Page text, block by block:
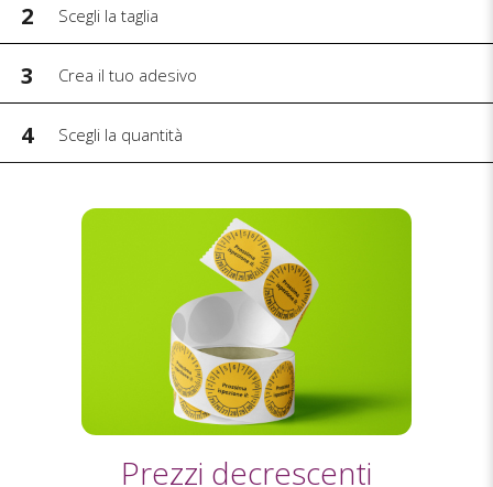
2 Scegli la taglia
3 Crea il tuo adesivo
4 Scegli la quantità
Prezzi decrescenti